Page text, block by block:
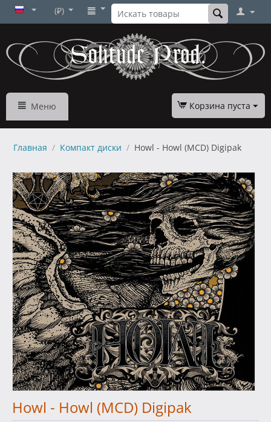
(₽)
Меню Корзина пуста
Главная / Компакт диски / Howl - Howl (MCD) Digipak
Howl - Howl (MCD) Digipak